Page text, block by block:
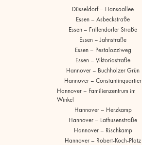
Düsseldorf – Hansaallee
Essen – Asbeckstraße
Essen – Frillendorfer Straße
Essen – Jahnstraße
Essen – Pestalozziweg
Essen – Viktoriastraße
Hannover – Buchholzer Grün
Hannover – Constantinquartier
Hannover – Familienzentrum im
Winkel
Hannover – Herzkamp
Hannover – Lathusenstraße
Hannover – Rischkamp
Hannover – Robert-Koch-Platz